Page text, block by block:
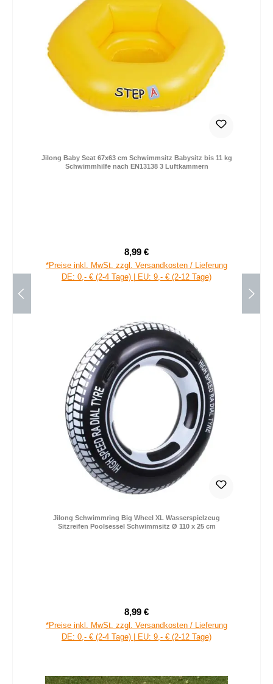
Jilong Baby Seat 67x63 cm Schwimmsitz Babysitz bis 11 kg
Schwimmhilfe nach EN13138 3 Luftkammern
Regulärer Preis:
8,99 €
*Preise inkl. MwSt. zzgl. Versandkosten / Lieferung
DE: 0,- € (2-4 Tage) | EU: 9,- € (2-12 Tage)
Jilong Schwimmring Big Wheel XL Wasserspielzeug
Sitzreifen Poolsessel Schwimmsitz Ø 110 x 25 cm
8,99 €
*Preise inkl. MwSt. zzgl. Versandkosten / Lieferung
DE: 0,- € (2-4 Tage) | EU: 9,- € (2-12 Tage)